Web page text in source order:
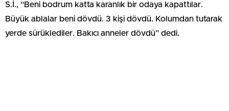
S.İ., “Beni bodrum katta karanlık bir odaya kapattılar.
Büyük ablalar beni dövdü. 3 kişi dövdü. Kolumdan tutarak
yerde sürüklediler. Bakıcı anneler dövdü” dedi.